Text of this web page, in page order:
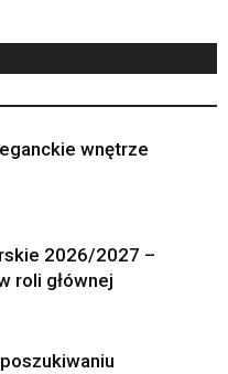
wnętrze
2026/2027 –
roli głównej